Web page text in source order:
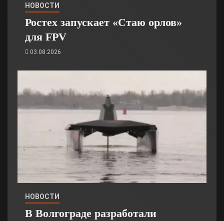
НОВОСТИ
Ростех запускает «Стаю орлов»
для FPV
03.08.2026
НОВОСТИ
В Волгограде разработали